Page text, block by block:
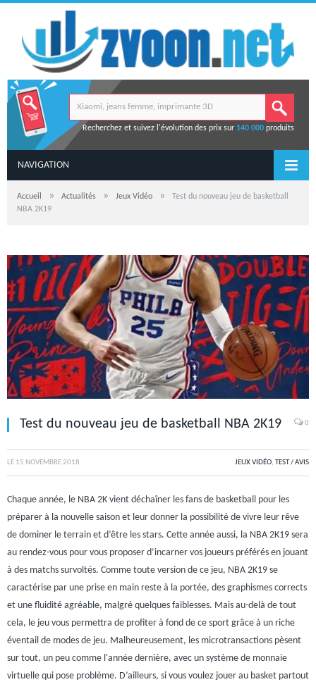
Recherchez et suivez l'évolution des prix sur 140 000produits
NAVIGATION
Accueil » Actualités » Jeux Vidéo »
Test du nouveau jeu de basketball
NBA 2K19
Test du nouveau jeu de basketball NBA 2K19 0
LE 15 NOVEMBRE 2018 JEUX VIDÉO, TEST / AVIS
Chaque année, le NBA 2K vient déchaîner les fans de basketball pour les
préparer à la nouvelle saison et leur donner la possibilité de vivre leur rêve
de dominer le terrain et d’être les stars. Cette année aussi, la NBA 2K19 sera
au rendez-vous pour vous proposer d’incarner vos joueurs préférés en jouant
à des matchs survoltés. Comme toute version de ce jeu, NBA 2K19 se
caractérise par une prise en main reste à la portée, des graphismes corrects
et une fluidité agréable, malgré quelques faiblesses. Mais au-delà de tout
cela, le jeu vous permettra de profiter à fond de ce sport grâce à un riche
éventail de modes de jeu. Malheureusement, les microtransactions pèsent
sur tout, un peu comme l'année dernière, avec un système de monnaie
virtuelle qui pose problème. D’ailleurs, si vous voulez jouer au basket partout